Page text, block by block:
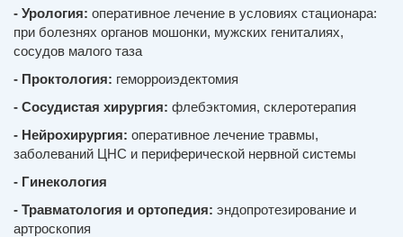
- Урология: оперативное лечение в условиях стационара:
при болезнях органов мошонки, мужских гениталиях,
сосудов малого таза
- Проктология: геморроиэдектомия
- Сосудистая хирургия: флебэктомия, склеротерапия
- Нейрохирургия: оперативное лечение травмы,
заболеваний ЦНС и периферической нервной системы
- Гинекология
- Травматология и ортопедия: эндопротезирование и
артроскопия